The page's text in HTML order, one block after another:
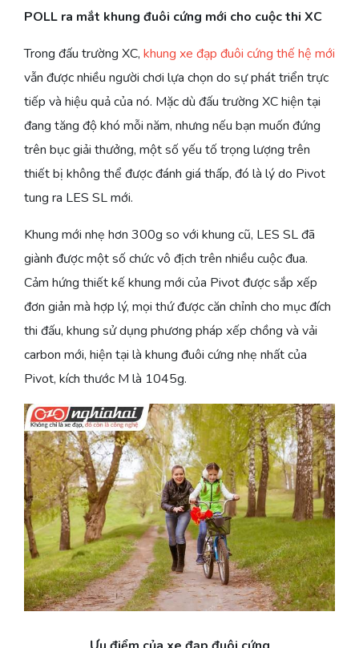
POLL ra mắt khung đuôi cứng mới cho cuộc thi XC
Trong đấu trường XC, khung xe đạp đuôi cứng thế hệ mới
vẫn được nhiều người chơi lựa chọn do sự phát triển trực
tiếp và hiệu quả của nó. Mặc dù đấu trường XC hiện tại
đang tăng độ khó mỗi năm, nhưng nếu bạn muốn đứng
trên bục giải thưởng, một số yếu tố trọng lượng trên
thiết bị không thể được đánh giá thấp, đó là lý do Pivot
tung ra LES SL mới.
Khung mới nhẹ hơn 300g so với khung cũ, LES SL đã
giành được một số chức vô địch trên nhiều cuộc đua.
Cảm hứng thiết kế khung mới của Pivot được sắp xếp
đơn giản mà hợp lý, mọi thứ được căn chỉnh cho mục đích
thi đấu, khung sử dụng phương pháp xếp chồng và vải
carbon mới, hiện tại là khung đuôi cứng nhẹ nhất của
Pivot, kích thước M là 1045g.